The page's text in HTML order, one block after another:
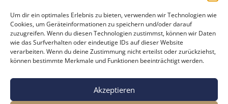
Um dir ein optimales Erlebnis zu bieten, verwenden wir Technologien wie
Cookies, um Geräteinformationen zu speichern und/oder darauf
zuzugreifen. Wenn du diesen Technologien zustimmst, können wir Daten
wie das Surfverhalten oder eindeutige IDs auf dieser Website
verarbeiten. Wenn du deine Zustimmung nicht erteilst oder zurückziehst,
können bestimmte Merkmale und Funktionen beeinträchtigt werden.
Akzeptieren
Impressum
Datenschutzerklärung
AGB
Cookie-Richtlinie (EU)
Copyright © 2026 NoISE Academy